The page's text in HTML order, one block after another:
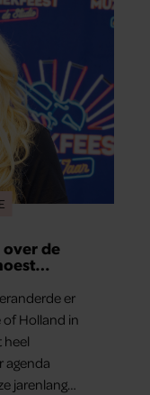
de
er
of Holland in
heel
agenda
jarenlang